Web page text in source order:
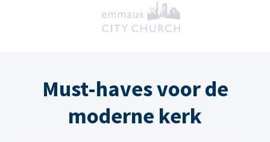
Must-haves voor de
moderne kerk